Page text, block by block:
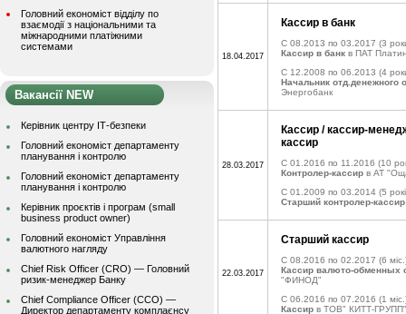
Головний економіст відділу по
взаємодії з національними та
міжнародними платіжними
системами
Вакансії NEW
Керівник центру ІТ-безпеки
Головний економіст департаменту
планування і контролю
Головний економіст департаменту
планування і контролю
Керівник проєктів і програм (small
business product owner)
Головний економіст Управління
валютного нагляду
Chief Risk Officer (CRO) — Головний
ризик-менеджер Банку
Chief Compliance Officer (CCO) —
Директор департаменту комплаєнсу
18.04.2017
Кассир в банк
C 08.2013 по 03.2017 (3
Кассир в банк в ПАТ
C 12.2008 по 06.2013 (4
Начальник отд.денежного
Энергобанк
28.03.2017
Кассир / кассир-
кассир
C 01.2016 по 11.2016 (10
Контролер-кассир в АТ
C 01.2009 по 03.2014 (5
Старший контролер-кассир
22.03.2017
Старший кассир
C 08.2016 по 02.2017 (6
Кассир валюто-обменных
"ФИНОД"
C 06.2016 по 07.2016 (1
Кассир в ТОВ" КИТТ-ГРУПП"